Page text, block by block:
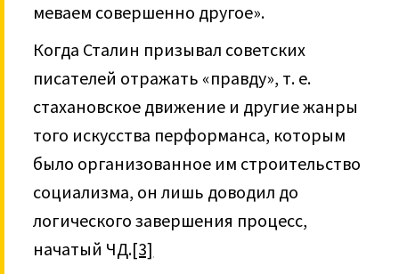
меваем совершенно другое».
Когда Сталин призывал советских
писателей отражать «правду», т. е.
стахановское движение и другие жанры
того искусства перформанса, кото­рым
было организованное им строительство
социализма, он лишь доводил до
логического завершения процесс,
начатый ЧД.[3]